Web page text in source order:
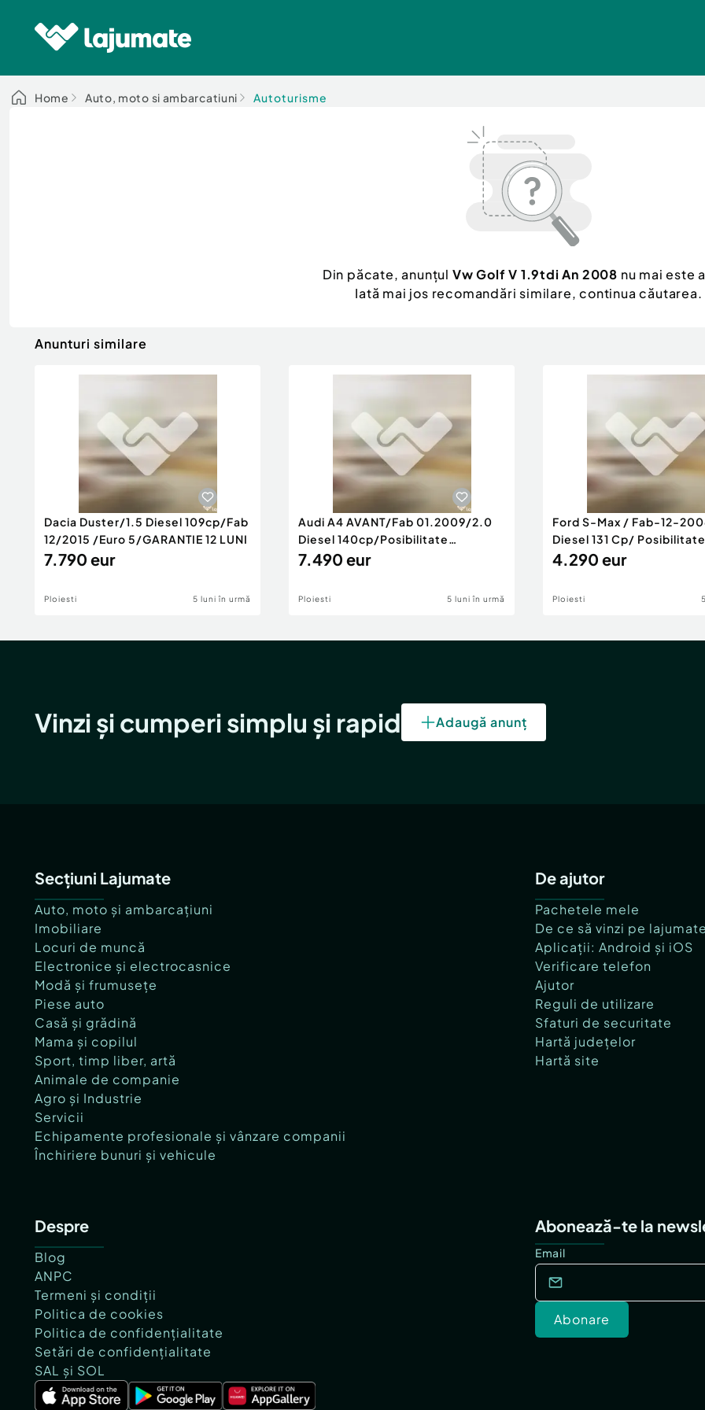
Home Auto, moto si ambarcatiuni Autoturisme
Din păcate, anunțul Vw Golf V 1.9tdi An 2008 nu mai este
Iată mai jos recomandări similare, continua căutarea.
Anunturi similare
Dacia Duster/1.5 Diesel 109cp/Fab
12/2015 /Euro 5/GARANTIE 12 LUNI
7.790 eur
Ploiesti 5 luni în urmă
Audi A4 AVANT/Fab 01.2009/2.0
Diesel 140cp/Posibilitate
Rate/GARANTIE
7.490 eur
Ploiesti 5 luni în urmă
Ford S-Max / Fab-12-
Diesel 131 Cp/
4.290 eur
Ploiesti
Vinzi și cumperi simplu și rapid Adaugă anunț
Secțiuni Lajumate
Auto, moto și ambarcațiuni
Imobiliare
Locuri de muncă
Electronice și electrocasnice
Modă și frumusețe
Piese auto
Casă și grădină
Mama și copilul
Sport, timp liber, artă
Animale de companie
Agro și Industrie
Servicii
Echipamente profesionale și vânzare companii
Închiriere bunuri și vehicule
De ajutor
Pachetele mele
De ce să vinzi pe
Aplicații: Android și iOS
Verificare telefon
Ajutor
Reguli de utilizare
Sfaturi de securitate
Hartă județelor
Hartă site
Despre
Blog
ANPC
Termeni și condiții
Politica de cookies
Politica de confidențialitate
Setări de confidențialitate
SAL și SOL
Abonează-te la
Email
Abonare